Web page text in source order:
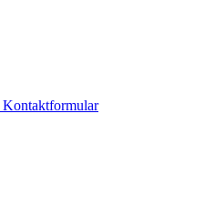
Kontaktformular